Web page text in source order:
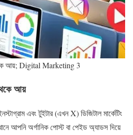
আয়; Digital Marketing 3
আয়
এবং টুইটার (এখন X) ডিজিটাল মার্কেটিং
আপনি অর্গানিক পোস্ট বা পেইড অ্যাডস দিয়ে